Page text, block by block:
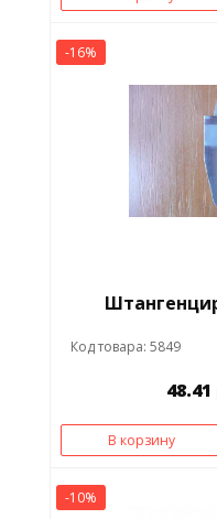
-16%
Код товара: 5849
В корзину
-10%